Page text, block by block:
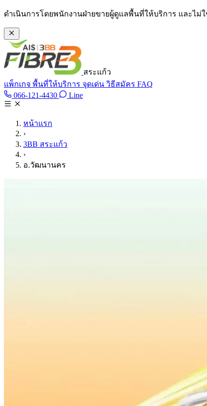
ข้ามไปเนื้อหาหลัก
ดำเนินการโดยพนักงานฝ่ายขายผู้ดูแลพื้นที่ให้บริการ และไ
สระแก้ว
แพ็กเกจ พื้นที่ให้บริการ จุดเด่น วิธีสมัคร FAQ
066-121-4430 โทร 066-121-4430
LineLine @tan3bb
หน้าแรก
›
3BB สระแก้ว
›
อ.วัฒนานคร